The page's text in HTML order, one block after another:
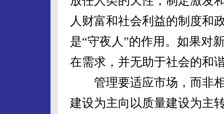
人财富和社会利益的制度和
是“守夜人”的作用。如果对
在需求，并无助于社会的和
管理要适应市场，而非相
建设为主向以质量建设为主